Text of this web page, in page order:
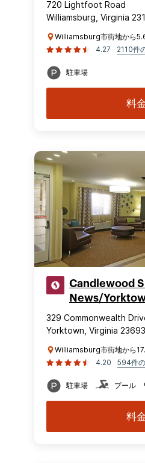
720 Lightfoot Road
Williamsburg, Virginia
Williamsburg市街地から
4.27
2110件
駐車場
料
Candlewood
News/
329 Commonwealth
Yorktown, Virginia
Williamsburg市街地から
4.20
594件
駐車場 プール
料